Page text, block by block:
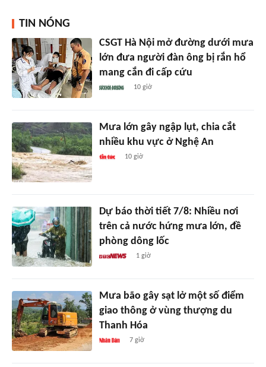
TIN NÓNG
CSGT Hà Nội mở đường dưới mưa
lớn đưa người đàn ông bị rắn hổ
mang cắn đi cấp cứu
10 giờ
Mưa lớn gây ngập lụt, chia cắt
nhiều khu vực ở Nghệ An
10 giờ
Dự báo thời tiết 7/8: Nhiều nơi
trên cả nước hứng mưa lớn, đề
phòng dông lốc
1 giờ
Mưa bão gây sạt lở một số điểm
giao thông ở vùng thượng du
Thanh Hóa
7 giờ